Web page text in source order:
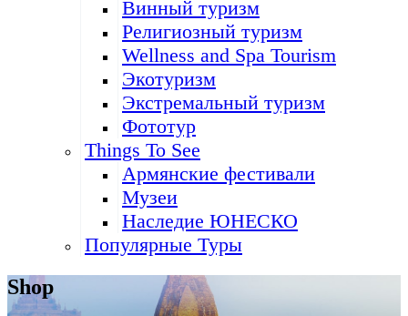
Винный туризм
Религиозный туризм
Wellness and Spa Tourism
Экотуризм
Экстремальный туризм
Фототур
Things To See
Армянские фестивали
Музеи
Наследие ЮНЕСКО
Популярные Туры
Shop